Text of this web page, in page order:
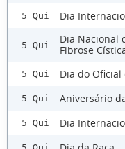
5 Qui Dia
5 Qui
Dia Nacional
Fibrose
5 Qui Dia do Oficial
5 Qui Aniversário
5 Qui Dia